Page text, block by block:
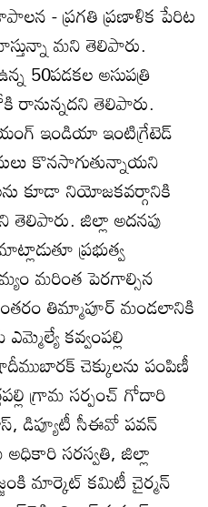
- ప్రగతి ప్రణాళిక పేరిట
మని తెలిపారు.
50పడకల అసుపత్రి
రానున్నదని తెలిపారు.
ఇండియా ఇంటిగ్రేటెడ్‌
కొనసాగుతున్నాయని
కూడా నియోజకవర్గానికి
జిల్లా అదనపు
ప్రభుత్వ
మరింత పెరగాల్సిన
తిమ్మాపూర్‌ మండలానికి
కవ్వంపల్లి
చెక్కులను పంపిణీ
గ్రామ సర్పంచ్‌ గోదారి
డిప్యూటీ సీఈవో పవన్‌
సరస్వతి, జిల్లా
మార్కెట్‌ కమిటీ చైర్మన్‌